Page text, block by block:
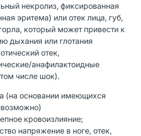
некролиз, фиксированная
эритема) или отек лица, губ,
который может привести к
дыхания или глотания
отек,
анафилактоидные
числе шок).
(на основании имеющихся
кровоизлияние;
напряжение в ноге, отек,